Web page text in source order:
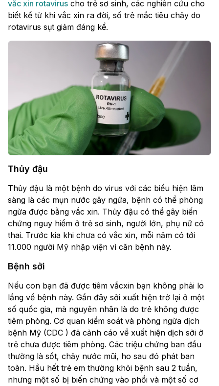
vắc xin rotavirus cho trẻ sơ sinh, các nghiên cứu cho
biết kể từ khi vắc xin ra đời, số trẻ mắc tiêu chảy do
rotavirus sụt giảm đáng kể.
Thủy đậu
Thủy đậu là một bệnh do virus với các biểu hiện lâm
sàng là các mụn nước gây ngứa, bệnh có thể phòng
ngừa được bằng vắc xin. Thủy đậu có thể gây biến
chứng nguy hiểm ở trẻ sơ sinh, người lớn, phụ nữ có
thai. Trước kia khi chưa có vắc xin, mỗi năm có tới
11.000 người Mỹ nhập viện vì căn bệnh này.
Bệnh sởi
Nếu con bạn đã được tiêm vắcxin bạn không phải lo
lắng về bệnh này. Gần đây sởi xuất hiện trở lại ở một
số quốc gia, mà nguyên nhân là do trẻ không được
tiêm phòng. Cơ quan kiểm soát và phòng ngừa dịch
bệnh Mỹ (CDC ) đã cảnh cáo về xuất hiện dịch sởi ở
trẻ chưa được tiêm phòng. Các triệu chứng ban đầu
thường là sốt, chảy nước mũi, ho sau đó phát ban
toàn. Hầu hết trẻ em thường khỏi bệnh sau 2 tuần,
nhưng một số bị biến chứng vào phổi và một số cơ